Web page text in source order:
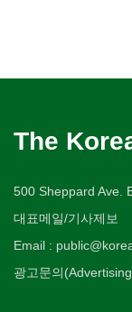
The
500 Sheppard Ave.
대표메일/기사제보
Email :
광고문의